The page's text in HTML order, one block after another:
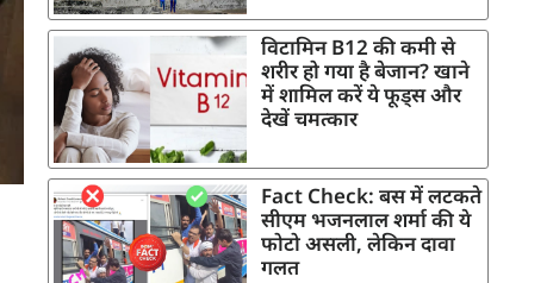
विटामिन B12 की कमी से
शरीर हो गया है बेजान? खाने
में शामिल करें ये फूड्स और
देखें चमत्कार
Fact Check: बस में लटकते
सीएम भजनलाल शर्मा की ये
फोटो असली, लेकिन दावा
गलत